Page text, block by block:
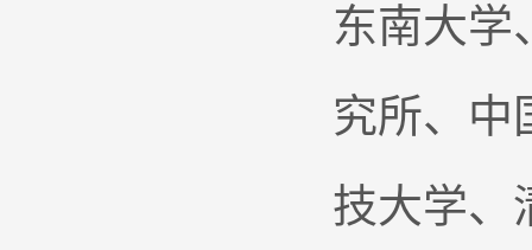
东南大学
究所、中
技大学、